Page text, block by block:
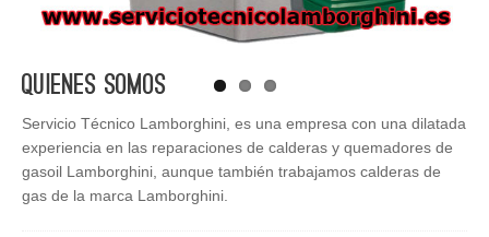
Quienes Somos
Servicio Técnico Lamborghini, es una empresa con una dilatada
experiencia en las reparaciones de calderas y quemadores de
gasoil Lamborghini, aunque también trabajamos calderas de
gas de la marca Lamborghini.